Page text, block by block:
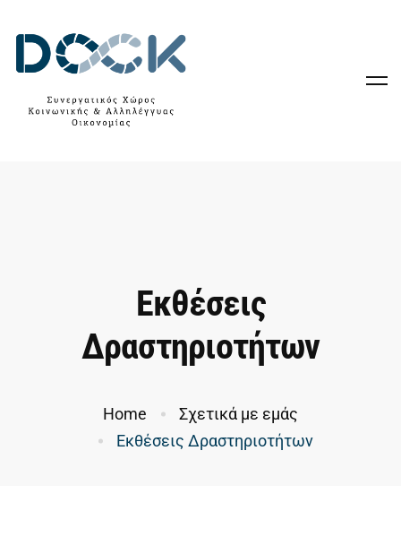
Εκθέσεις
Δραστηριοτήτων
Home
Σχετικά με εμάς
Εκθέσεις Δραστηριοτήτων